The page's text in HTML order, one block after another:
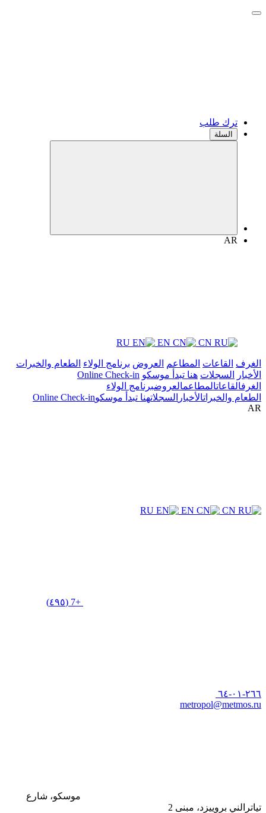
ترك طلب
السلة
AR
RU EN CN
الغرف القاعات المطاعم العروض برنامج الولاء الطعام والخبرات
الأخبار
السجلات هنا تبدأ موسكو Online Check-in
الغرفالقاعاتالمطاعمالعروضبرنامج الولاء
الطعام والخبراتالأخبار السجلاتهنا تبدأ موسكوOnline Check-in
AR
RU EN CN
+7 (٤٩٥)
٢٦٦-٠١-٦٤
metropol@metmos.ru
موسكو، شارع
تياترالني بروييزد، مبنى 2